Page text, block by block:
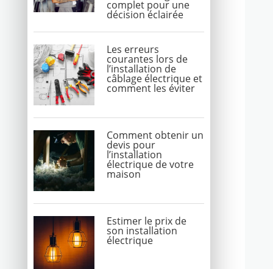
complet pour une
décision éclairée
Les erreurs
courantes lors de
l’installation de
câblage électrique et
comment les éviter
Comment obtenir un
devis pour
l’installation
électrique de votre
maison
Estimer le prix de
son installation
électrique